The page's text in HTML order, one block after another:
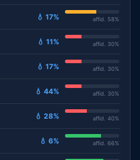
💧 17% affid. 58%
💧 11% affid. 30%
💧 17% affid. 30%
💧 44% affid. 30%
💧 28% affid. 40%
💧 6% affid. 66%